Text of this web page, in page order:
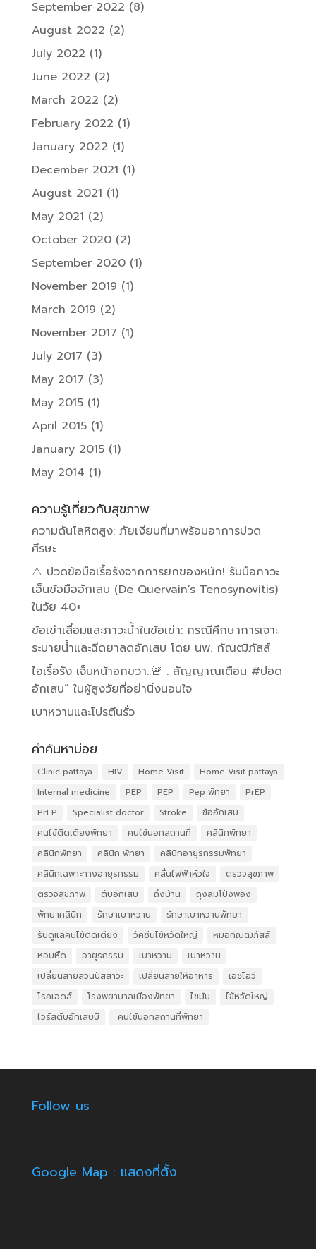
September 2022 (8)
August 2022 (2)
July 2022 (1)
June 2022 (2)
March 2022 (2)
February 2022 (1)
January 2022 (1)
December 2021 (1)
August 2021 (1)
May 2021 (2)
October 2020(2)
September 2020(1)
November 2019 (1)
March 2019 (2)
November 2017 (1)
July 2017 (3)
May 2017 (3)
May 2015(1)
April 2015(1)
January 2015(1)
May 2014 (1)
ความรู้เกี่ยวกับสุขภาพ
ความดันโลหิตสูง: ภัยเงียบที่มาพร้อมอาการปวด
ศีรษะ
⚠️ ปวดข้อมือเรื้อรังจากการยกของหนัก! รับมือภาวะ
เอ็นข้อมืออักเสบ (De Quervain’s Tenosynovitis)
ในวัย 40+
ข้อเข่าเสื่อมและภาวะน้ำในข้อเข่า: กรณีศึกษาการเจาะ
ระบายน้ำและฉีดยาลดอักเสบ โดย นพ. กัณฒิภัสส์
ไอเรื้อรัง เจ็บหน้าอกขวา..🚨 . สัญญาณเตือน #ปอด
อักเสบ” ในผู้สูงวัยที่อย่านิ่งนอนใจ
เบาหวานและโปรตีนรั่ว
คำค้นหาบ่อย
Clinic pattaya HIV Home Visit
Home Visit pattaya
Internal medicine
PEP PEP Pep พัทยา
PrEP
PrEP
Specialist doctor Stroke
ข้ออักเสบ
คนไข้ติดเตียงพัทยา
คนไข้นอกสถานที่
คลินิกพัทยา
คลินิกพัทยา
คลินิก พัทยา
คลินิกอายุรกรรมพัทยา
คลินิกเฉพาะทางอายุรกรรม
คลื่นไฟฟ้าหัวใจ
ตรวจสุขภาพ
ตรวจสุขภาพ
ตับอักเสบ ถึงบ้าน
ถุงลมโป่งพอง
พัทยาคลินิก
รักษาเบาหวาน
รักษาเบาหวานพัทยา
รับดูแลคนไข้ติดเตียง
วัคซีนไข้หวัดใหญ่
หมอกัณฒิภัสส์
หอบหืด
อายุรกรรม เบาหวาน
เบาหวาน
เปลี่ยนสายสวนปัสสาวะ
เปลี่ยนสายให้อาหาร
เอชไอวี
โรคเอดส์
โรงพยาบาลเมืองพัทยา ไขมัน
ไข้หวัดใหญ่
ไวรัสตับอักเสบบี
​ คนไข้นอกสถานที่พัทยา
Follow us
Google Map : แสดงที่ตั้ง